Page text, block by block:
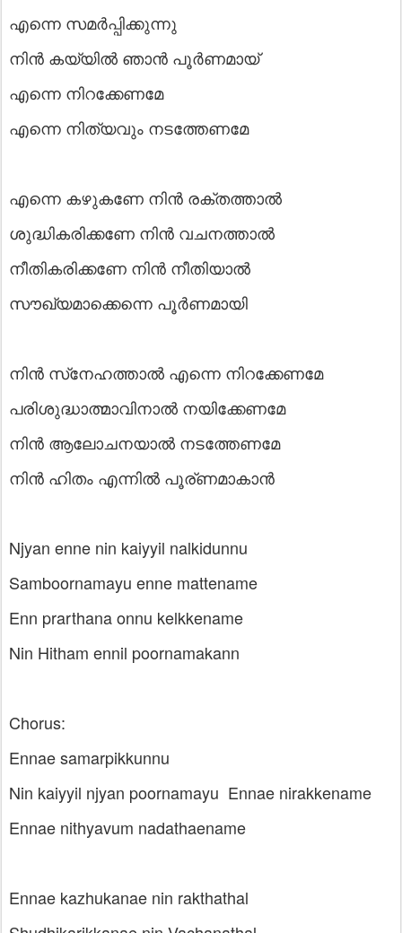
എന്നെ സമർപ്പിക്കുന്നു
നിൻ കയ്യിൽ ഞാൻ പൂർണമായ്
എന്നെ നിറക്കേണമേ
എന്നെ നിത്യവും നടത്തേണമേ
എന്നെ കഴുകണേ നിൻ രക്തത്താൽ
ശുദ്ധികരിക്കണേ നിൻ വചനത്താൽ
നീതികരിക്കണേ നിൻ നീതിയാൽ
സൗഖ്യമാക്കെന്നെ പൂർണമായി
നിൻ സ്‌നേഹത്താൽ എന്നെ നിറക്കേണമേ
പരിശുദ്ധാത്മാവിനാൽ നയിക്കേണമേ
നിൻ ആലോചനയാൽ നടത്തേണമേ
നിൻ ഹിതം എന്നിൽ പൂര്ണമാകാൻ
Njyan enne nin kaiyyil nalkidunnu
Samboornamayu enne mattename
Enn prarthana onnu kelkkename
Nin Hitham ennil poornamakann
Chorus:
Ennae samarpikkunnu
Nin kaiyyil njyan poornamayu Ennae nirakkename
Ennae nithyavum nadathaename
Ennae kazhukanae nin rakthathal